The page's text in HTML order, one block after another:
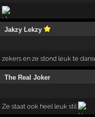
Jakzy Lekzy
zekers en ze stond leuk te
The Real Joker
Ze staat ook heel leuk stil